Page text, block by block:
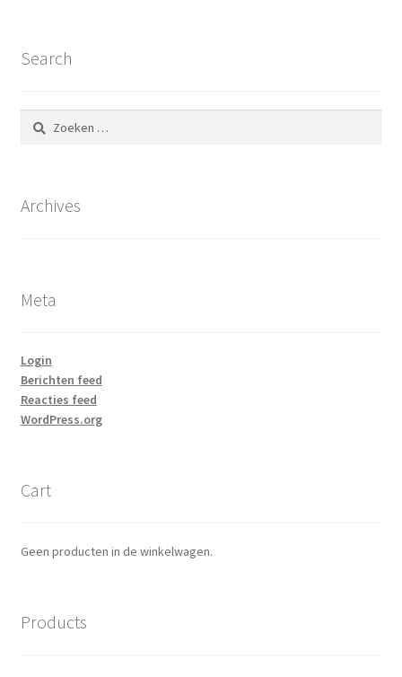
Search
Zoeken
naar:
Archives
Meta
Login
Berichten feed
Reacties feed
WordPress.org
Cart
Geen producten in de winkelwagen.
Products